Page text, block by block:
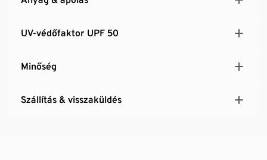
UV-védőfaktor UPF 50
Minőség
Szállítás & visszaküldés